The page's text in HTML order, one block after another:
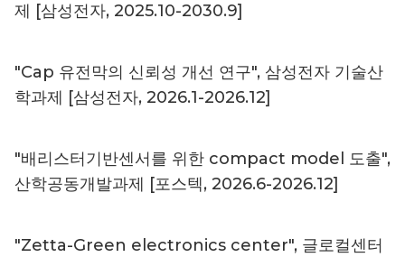
제 [삼성전자, 2025.10-2030.9]
"Cap 유전막의 신뢰성 개선 연구", 삼성전자 기술산
학과제 [삼성전자, 2026.1-2026.12]
"배리스터기반센서를 위한 compact model 도출",
산학공동개발과제 [포스텍, 2026.6-2026.12]
"Zetta-Green electronics center", 글로컬센터